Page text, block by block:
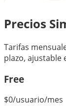
Precios
Tarifas
plazo, ajustable
Free
$0/usuario/mes